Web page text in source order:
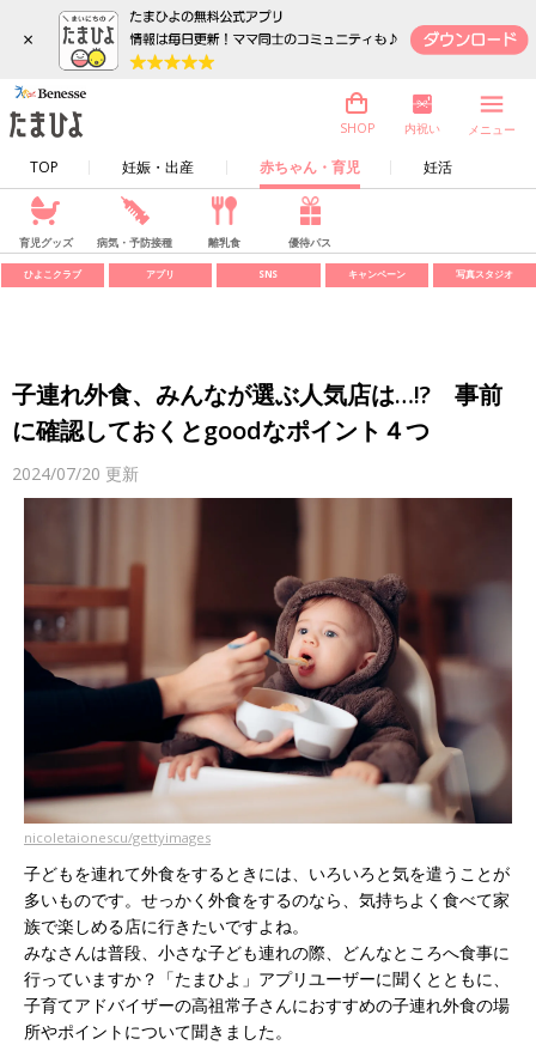
×
TOP 妊娠・出産 赤ちゃん・育児 妊活
SHOP 内祝い メニュー
育児グッズ 病気・予防接種 離乳食 優待パス
ひよこクラブ アプリ SNS キャンペーン 写真スタジオ
子連れ外食、みんなが選ぶ人気店は…!? 事前
に確認しておくとgoodなポイント４つ
2024/07/20 更新
nicoletaionescu/gettyimages
子どもを連れて外食をするときには、いろいろと気を遣うことが
多いものです。せっかく外食をするのなら、気持ちよく食べて家
族で楽しめる店に行きたいですよね。
みなさんは普段、小さな子ども連れの際、どんなところへ食事に
行っていますか？「たまひよ」アプリユーザーに聞くとともに、
子育てアドバイザーの高祖常子さんにおすすめの子連れ外食の場
所やポイントについて聞きました。